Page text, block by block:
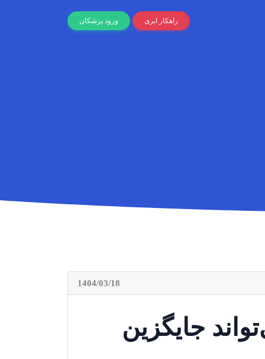
راهکار ابری ورود پزشکان
1404/03/18
جایگزین